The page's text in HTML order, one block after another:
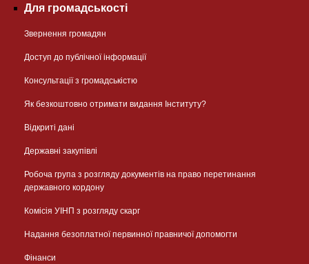
Для громадськості
Звернення громадян
Доступ до публічної інформації
Консультації з громадськістю
Як безкоштовно отримати видання Інституту?
Відкриті дані
Державні закупівлі
Робоча група з розгляду документів на право перетинання
державного кордону
Комісія УІНП з розгляду скарг
Надання безоплатної первинної правничої допомогти
Фінанси